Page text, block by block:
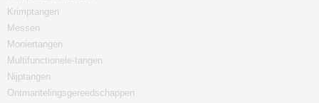
Krimptangen
Messen
Moniertangen
Multifunctionele-tangen
Nijptangen
Ontmantelingsgereedschappen